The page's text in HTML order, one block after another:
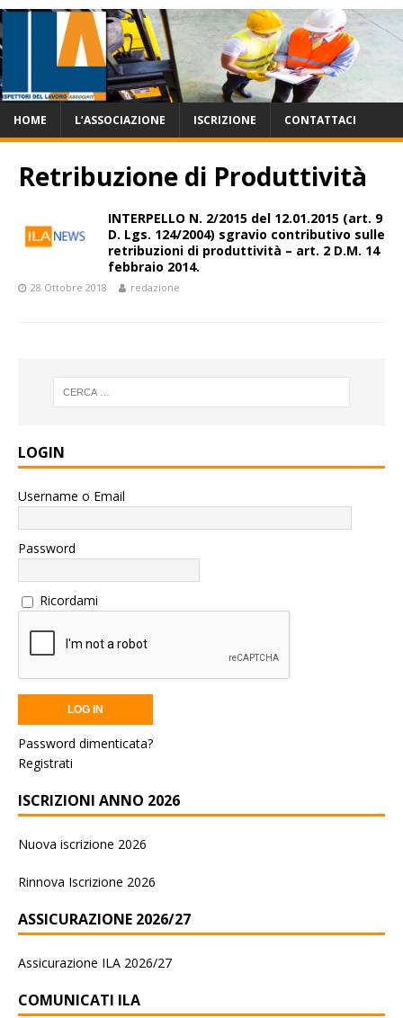
HOME L’ASSOCIAZIONE ISCRIZIONE CONTATTACI
Retribuzione di Produttività
INTERPELLO N. 2/2015 del 12.01.2015 (art. 9
D. Lgs. 124/2004) sgravio contributivo sulle
retribuzioni di produttività – art. 2 D.M. 14
febbraio 2014.
28 Ottobre 2018 redazione
LOGIN
Username o Email
Password
Ricordami
Password dimenticata?
Registrati
ISCRIZIONI ANNO 2026
Nuova iscrizione 2026
Rinnova Iscrizione 2026
ASSICURAZIONE 2026/27
Assicurazione ILA 2026/27
COMUNICATI ILA